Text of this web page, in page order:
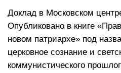
Доклад в Московском
Опубликовано в книге
новом патриархе» под
церковное сознание и
коммунистического